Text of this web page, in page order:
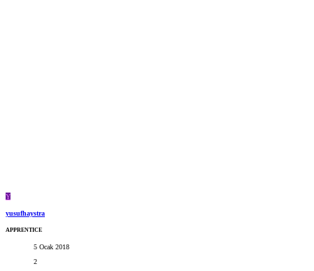
Y
yusufhaystra
APPRENTICE
5 Ocak 2018
2